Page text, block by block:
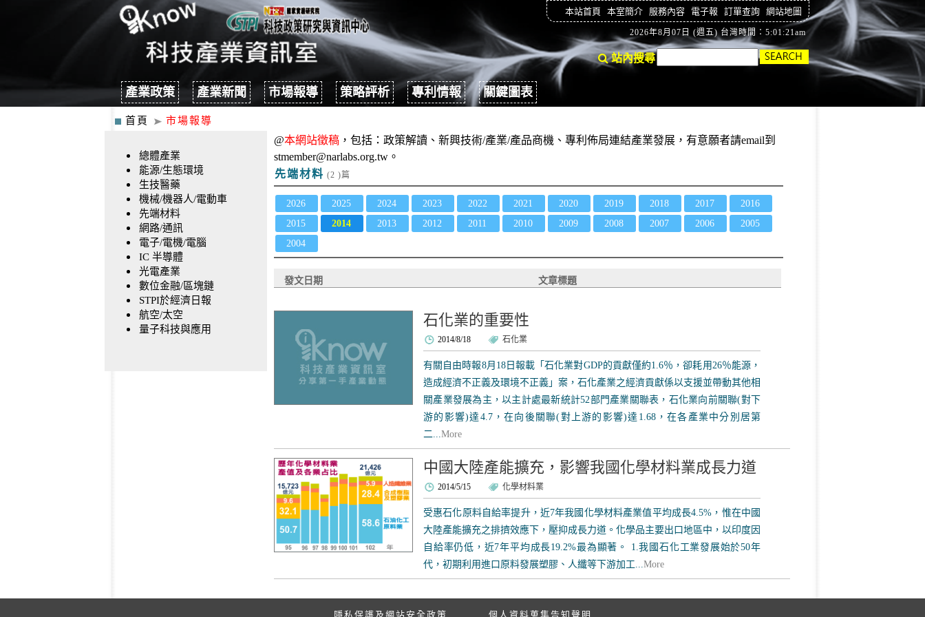
本站首頁 本室簡介 服務內容 電子報 訂單查詢 網站地圖
2026年8月07日 (週五) 台灣時間：5:01:21am
站內搜尋
產業政策 產業新聞 市場報導 策略評析 專利情報 關鍵圖表
首頁 市場報導
總體產業
能源/生態環境
生技醫藥
機械/機器人/電動車
先端材料
網路/通訊
電子/電機/電腦
IC 半導體
光電產業
數位金融/區塊鏈
STPI於經濟日報
航空/太空
量子科技與應用
@本網站徵稿 ，包括：政策解讀、新興技術/產業/產品商機、專利佈局連結產業發展，有意願者請email到
stmember@narlabs.org.tw。
先端材料 (2 )篇
2026 2025 2024 2023 2022 2021 2020 2019 2018 2017
2016
2015
2014 2013 2012 2011 2010 2009 2008 2007 2006
2005
2004
發文日期 文章標題
石化業的重要性
2014/8/18 石化業
有關自由時報8月18日報載「石化業對GDP的貢獻僅約1.6％，卻耗用26％能源，
造成經濟不正義及環境不正義」案，石化產業之經濟貢獻係以支援並帶動其他相
關產業發展為主，以主計處最新統計52部門產業關聯表，石化業向前關聯(對下
游的影響)達4.7，在向後關聯(對上游的影響)達1.68，在各產業中分別居第
二...More
中國大陸產能擴充，影響我國化學材料業成長力道
2014/5/15 化學材料業
受惠石化原料自給率提升，近7年我國化學材料產業值平均成長4.5%，惟在中國
大陸產能擴充之排擠效應下，壓抑成長力道。化學品主要出口地區中，以印度因
自給率仍低，近7年平均成長19.2%最為顯著。 1.我國石化工業發展始於50年
代，初期利用進口原料發展塑膠、人纖等下游加工...More
隱私保護及網站安全政策 個人資料蒐集告知聲明